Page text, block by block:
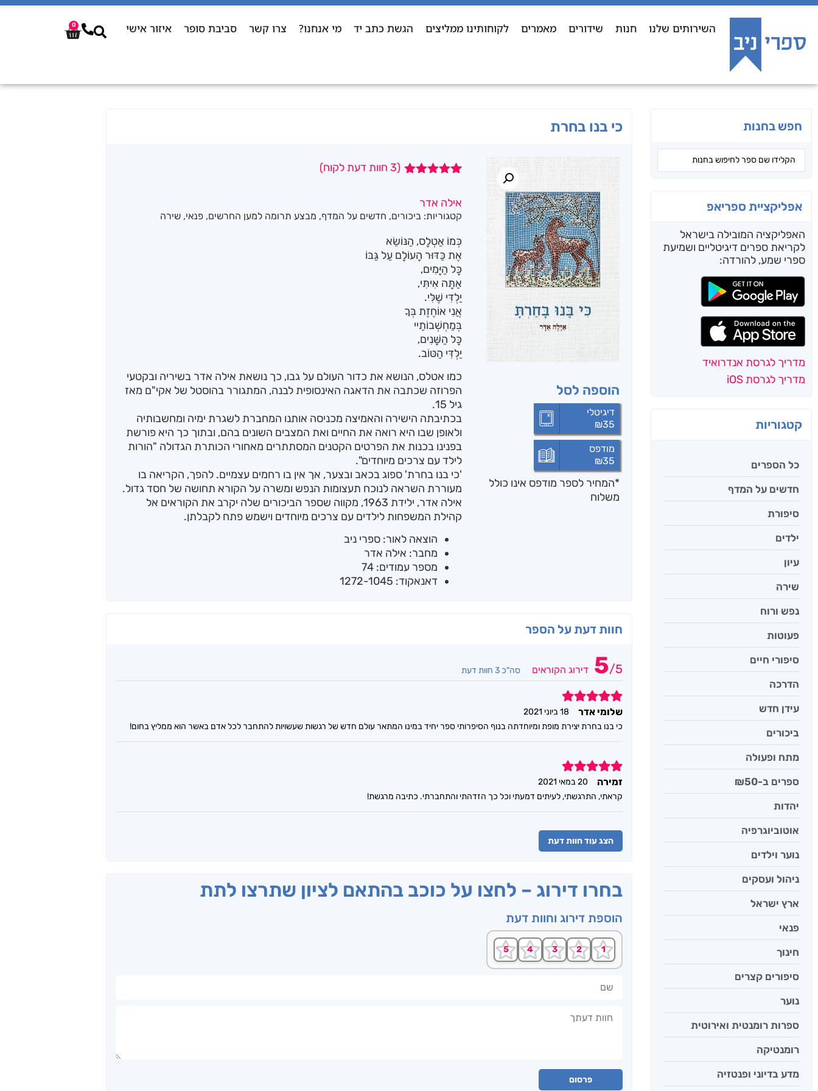
השירותים שלנו חנות שידורים מאמרים לקוחותינו ממליצים הגשת כתב יד מי אנחנו? צרו קשר סביבת סופר איזור אישי 0
חפש בחנות
אפליקציית ספריאפ
האפליקציה המובילה בישראל
לקריאת ספרים דיגיטליים ושמיעת
ספרי שמע, להורדה:
מדריך לגרסת אנדרואיד
מדריך לגרסת iOS
קטגוריות
כל הספרים
חדשים על המדף
סיפורת
ילדים
עיון
שירה
נפש ורוח
פעוטות
סיפורי חיים
הדרכה
עידן חדש
ביכורים
מתח ופעולה
ספרים ב-₪50
יהדות
אוטוביוגרפיה
נוער וילדים
ניהול ועסקים
ארץ ישראל
פנאי
חינוך
סיפורים קצרים
נוער
ספרות רומנטית ואירוטית
רומנטיקה
מדע בדיוני ופנטזיה
כי בנו בחרת
הוספה לסל
דיגיטלי
₪35
מודפס
₪35
*המחיר לספר מודפס אינו כולל
משלוח
מבוסס על
דירוגים של
(
3 חוות דעת לקוח)
אילה אדר
קטגוריות: ביכורים, חדשים על המדף, מבצע תרומה למען החרשים, פנאי, שירה
כְּמוֹ אַטְלָס, הַנּוֹשֵׂא
אֶת כַּדּוּר הָעוֹלָם עַל גַּבּוֹ
כָּל הַיָּמִים,
אַתָּה אִיתִּי,
יַלְדִּי שֶׁלִּי.
אֲנִי אוֹחֶזֶת בְּךָ
בְּמַחְשְׁבוֹתַיי
כָּל הַשָּׁנִים,
יַלְדִּי הַטּוֹב.
כמו אטלס, הנושא את כדור העולם על גבו, כך נושאת אילה אדר בשיריה ובקטעי
הפרוזה שכתבה את הדאגה האינסופית לבנה, המתגורר בהוסטל של אקי"ם מאז
גיל 15.
בכתיבתה הישירה והאמיצה מכניסה אותנו המחברת לשגרת ימיה ומחשבותיה
ולאופן שבו היא רואה את החיים ואת המצבים השונים בהם, ובתוך כך היא פורשת
בפנינו בכנות את הפרטים הקטנים המסתתרים מאחורי הכותרת הגדולה "הורות
לילד עם צרכים מיוחדים".
'כי בנו בחרת' ספוג בכאב ובצער, אך אין בו רחמים עצמיים. להפך, הקריאה בו
מעוררת השראה לנוכח תעצומות הנפש ומשרה על הקורא תחושה של חסד גדול.
אילה אדר, ילידת 1963, מקווה שספר הביכורים שלה יקרב את הקוראים אל
קהילת המשפחות לילדים עם צרכים מיוחדים וישמש פתח לקבלתן.
הוצאה לאור: ספרי ניב
מחבר: אילה אדר
מספר עמודים: 74
דאנאקוד: 1272-1045
חוות דעת על הספר
5/5 דירוג הקוראים סה"כ 3 חוות דעת
5
שלומי אדר
18 ביוני 2021
כי בנו בחרת יצירת מופת ומיוחדתה בנוף הסיפרותי ספר יחיד במינו המתאר עולם חדש של רגשות שעשויות להתחבר לכל אדם באשר הוא ממליץ בחום!
5
זמירה
20 במאי 2021
קראתי, התרגשתי, לעיתים דמעתי וכל כך הזדהתי והתחברתי. כתיבה מרגשת!
הצג עוד חוות דעת
בחרו דירוג – לחצו על כוכב בהתאם לציון שתרצו לתת
הוספת דירוג וחוות דעת
פרסום